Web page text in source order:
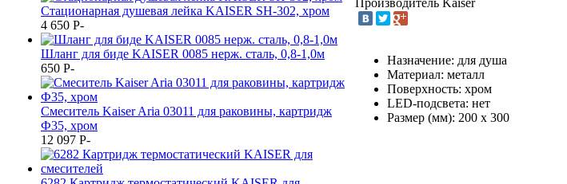
Стационарная душевая лейка KAISER SH-302, хром
4 650 P-
Шланг для биде KAISER 0085 нерж. сталь, 0,8-1,0м
650 P-
Смеситель Kaiser Aria 03011 для раковины, картридж
Ф35, хром
12 097 P-
Назначение: для душа
Материал: металл
Поверхность: хром
LED-подсвета: нет
Размер (мм): 200 х 300